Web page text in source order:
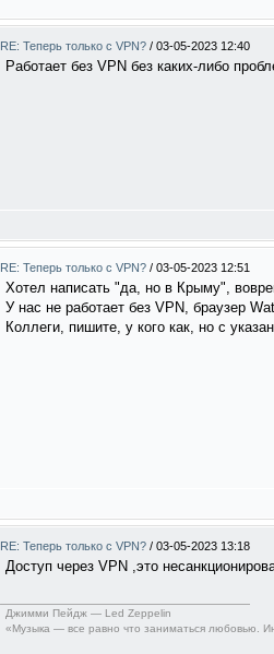
RE: Теперь только с VPN? / 03-05-2023 12:40
Работает без VPN без каких-либо
RE: Теперь только с VPN? / 03-05-2023 12:51
Хотел написать "да, но в Крыму",
У нас не работает без VPN, браузер
Коллеги, пишите, у кого как, но с
RE: Теперь только с VPN? / 03-05-2023 13:18
Доступ через VPN ,это
Джимми Пейдж — Led Zeppelin
«Музыка — все равно что заниматься любовью.